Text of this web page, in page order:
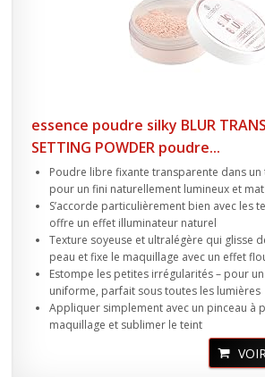
essence poudre silky BLUR
SETTING POWDER poudre...
Poudre libre fixante transparente dans
pour un fini naturellement lumineux et mat
S’accorde particulièrement bien avec les
offre un effet illuminateur naturel
Texture soyeuse et ultralégère qui glisse
peau et fixe le maquillage avec un effet
Estompe les petites irrégularités – pour
uniforme, parfait sous toutes les lumières
Appliquer simplement avec un pinceau à
maquillage et sublimer le teint